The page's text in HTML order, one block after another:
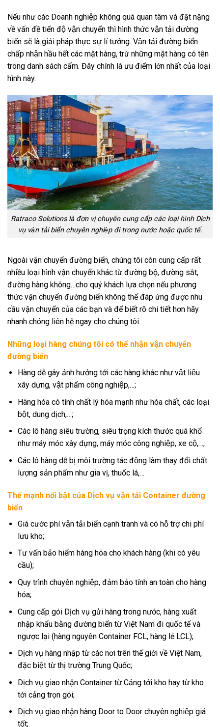
Nếu như các Doanh nghiệp không quá quan tâm và đặt nặng
về vấn đề tiến độ vận chuyển thì hình thức vận tải đường
biến sẽ là giải pháp thực sự lí tưởng. Vận tải đường biển
chấp nhận hầu hết các mặt hàng, trừ những mặt hàng có tên
trong danh sách cấm. Đây chính là ưu điểm lớn nhất của loại
hình này.
Ratraco Solutions là đơn vị chuyên cung cấp các loại hình Dịch
vụ vận tải biển chuyên nghiệp đi trong nước hoặc quốc tế.
Ngoài vận chuyển đường biển, chúng tôi còn cung cấp rất
nhiều loại hình vận chuyển khác từ đường bộ, đường sắt,
đường hàng không…cho quý khách lựa chọn nếu phương
thức vận chuyển đường biển không thể đáp ứng được nhu
cầu vận chuyển của các bạn và để biết rõ chi tiết hơn hãy
nhanh chóng liên hệ ngay cho chúng tôi.
Những loại hàng chúng tôi có thể nhận vận chuyển
đường biển
Hàng dễ gây ảnh hưởng tới các hàng khác như vật liệu
xây dựng, vật phẩm công nghiệp,…;
Hàng hóa có tính chất lý hóa mạnh như hóa chất, các loại
bột, dung dịch,…;
Các lô hàng siêu trường, siêu trọng kích thước quá khổ
như máy móc xây dựng, máy móc công nghiệp, xe cộ,…;
Các lô hàng dễ bị môi trường tác động làm thay đổi chất
lượng sản phẩm như gia vị, thuốc lá,…
Thế mạnh nổi bật của Dịch vụ vận tải Container đường
biển
Giá cước phí vận tải biển cạnh tranh và có hỗ trợ chi phí
lưu kho;
Tư vấn bảo hiểm hàng hóa cho khách hàng (khi có yêu
cầu);
Quy trình chuyên nghiệp, đảm bảo tính an toàn cho hàng
hóa;
Cung cấp gói Dịch vụ gửi hàng trong nước, hàng xuất
nhập khẩu bằng đường biển từ Việt Nam đi quốc tế và
ngược lại (hàng nguyên Container FCL, hàng lẻ LCL);
Dịch vụ hàng nhập từ các nơi trên thế giới về Việt Nam,
đặc biệt từ thị trường Trung Quốc;
Dịch vụ giao nhận Container từ Cảng tới kho hay từ kho
tới cảng trọn gói;
Dịch vụ giao nhận hàng Door to Door chuyên nghiệp giá
tốt;